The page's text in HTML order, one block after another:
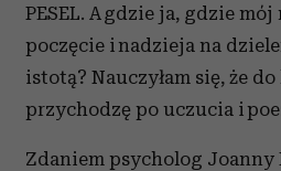
PESEL. A gdzie ja, gdzie mój
poczęcie i nadzieja na
istotą? Nauczyłam się, że
przychodzę po uczucia i
Zdaniem psycholog